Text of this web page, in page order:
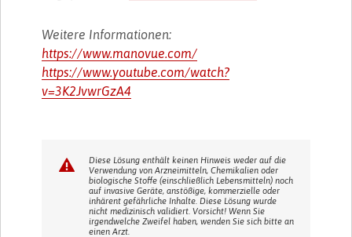
Weitere Informationen:
https://www.manovue.com/
https://www.youtube.com/watch?
v=3K2JvwrGzA4
Diese Lösung enthält keinen Hinweis weder auf die
Verwendung von Arzneimitteln, Chemikalien oder
biologische Stoffe (einschließlich Lebensmitteln) noch
auf invasive Geräte, anstößige, kommerzielle oder
inhärent gefährliche Inhalte. Diese Lösung wurde
nicht medizinisch validiert. Vorsicht! Wenn Sie
irgendwelche Zweifel haben, wenden Sie sich bitte an
einen Arzt.